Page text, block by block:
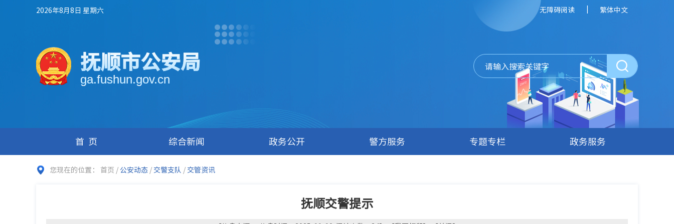
2026年8月8日 星期六 无障碍阅读 | 繁体中文
抚顺市公安局
ga.fushun.gov.cn
首页 综合新闻 政务公开 警方服务 专题专栏 政务服务
您现在的位置： 首页 / 公安动态 / 交警支队 / 交管资讯
抚顺交警提示